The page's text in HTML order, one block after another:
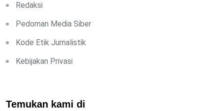
Redaksi
Pedoman Media Siber
Kode Etik Jurnalistik
Kebijakan Privasi
Temukan kami di